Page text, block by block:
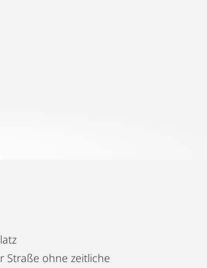
Straße ohne zeitliche